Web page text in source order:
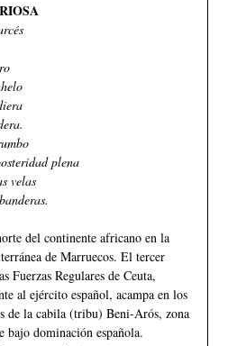
plena
velas
del continente africano en la
de Marruecos. El tercer
Fuerzas Regulares de Ceuta,
al ejército español, acampa en los
de la cabila (tribu) Beni-Arós, zona
bajo dominación española.